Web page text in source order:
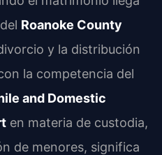
Roanoke County
y la distribución
la competencia del
and Domestic
en materia de custodia,
de menores, significa